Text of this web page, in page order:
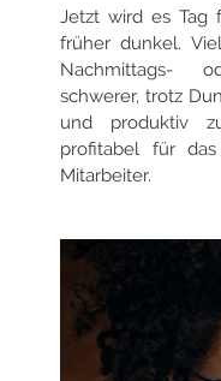
Jetzt wird es Tag
früher dunkel.
Nachmittags-
schwerer, trotz
und produktiv
profitabel für
Mitarbeiter.